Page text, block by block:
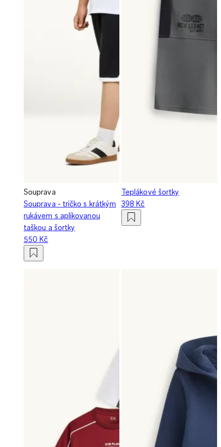
Souprava
Souprava - tričko s krátkým
rukávem s aplikovanou
taškou a šortky
550 Kč
Teplákové šortky
398 Kč